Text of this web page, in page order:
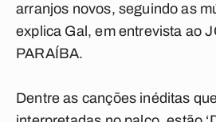
arranjos novos, seguindo as
explica Gal, em entrevista ao
PARAÍBA.
Dentre as canções inéditas